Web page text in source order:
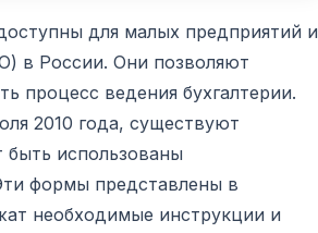
для малых предприятий и
в России. Они позволяют
процесс ведения бухгалтерии.
2010 года, существуют
использованы
формы представлены в
необходимые инструкции и